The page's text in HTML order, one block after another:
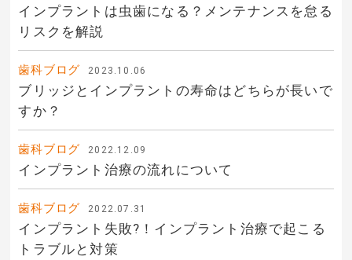
インプラントは虫歯になる？メンテナンスを怠る
リスクを解説
歯科ブログ 2023.10.06
ブリッジとインプラントの寿命はどちらが長いで
すか？
歯科ブログ 2022.12.09
インプラント治療の流れについて
歯科ブログ 2022.07.31
インプラント失敗?！インプラント治療で起こる
トラブルと対策